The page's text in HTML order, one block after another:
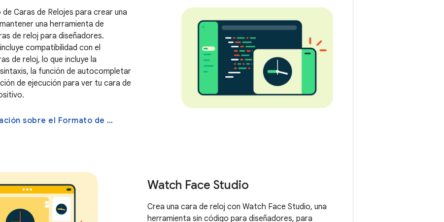
Caras de Relojes para crear una
una herramienta de
de reloj para diseñadores.
compatibilidad con el
de reloj, lo que incluye la
la función de autocompletar
de ejecución para ver tu cara de
Más información sobre el Formato de Caras de Relojes
Watch Face Studio
Crea una cara de reloj con Watch Face Studio, una
herramienta sin código para diseñadores, para